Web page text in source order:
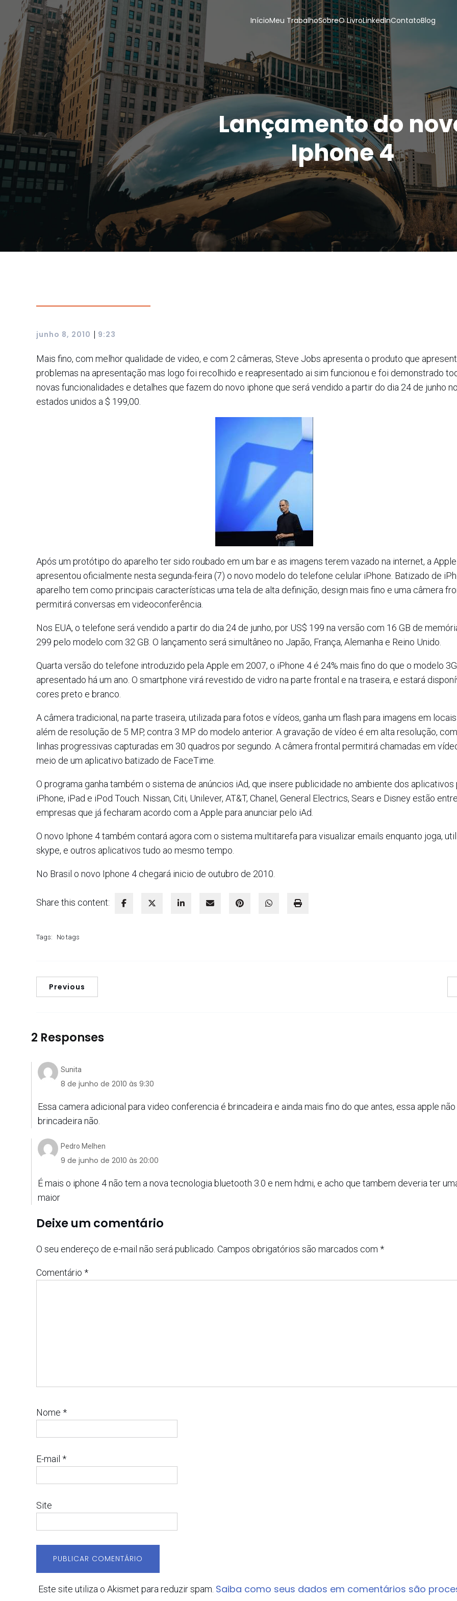
InícioMeu TrabalhoSobreO LivroLinkedInContatoBlog
Lançamento do
Iphone 4
junho 8, 2010 | 9:23
Mais fino, com melhor qualidade de video, e com 2 câmeras, Steve Jobs apresenta o produto que
problemas na apresentação mas logo foi recolhido e reapresentado ai sim funcionou e foi demonstrado
novas funcionalidades e detalhes que fazem do novo iphone que será vendido a partir do dia 24 de junho
estados unidos a $ 199,00.
Após um protótipo do aparelho ter sido roubado em um bar e as imagens terem vazado na internet, a Apple
apresentou oficialmente nesta segunda-feira (7) o novo modelo do telefone celular iPhone. Batizado de
aparelho tem como principais características uma tela de alta definição, design mais fino e uma câmera
permitirá conversas em videoconferência.
Nos EUA, o telefone será vendido a partir do dia 24 de junho, por US$ 199 na versão com 16 GB de
299 pelo modelo com 32 GB. O lançamento será simultâneo no Japão, França, Alemanha e Reino Unido.
Quarta versão do telefone introduzido pela Apple em 2007, o iPhone 4 é 24% mais fino do que o modelo
apresentado há um ano. O smartphone virá revestido de vidro na parte frontal e na traseira, e estará
cores preto e branco.
A câmera tradicional, na parte traseira, utilizada para fotos e vídeos, ganha um flash para imagens em
além de resolução de 5 MP, contra 3 MP do modelo anterior. A gravação de vídeo é em alta resolução,
linhas progressivas capturadas em 30 quadros por segundo. A câmera frontal permitirá chamadas em
meio de um aplicativo batizado de FaceTime.
O programa ganha também o sistema de anúncios iAd, que insere publicidade no ambiente dos aplicativos
iPhone, iPad e iPod Touch. Nissan, Citi, Unilever, AT&T, Chanel, General Electrics, Sears e Disney estão
empresas que já fecharam acordo com a Apple para anunciar pelo iAd.
O novo Iphone 4 também contará agora com o sistema multitarefa para visualizar emails enquanto joga,
skype, e outros aplicativos tudo ao mesmo tempo.
No Brasil o novo Iphone 4 chegará inicio de outubro de 2010.
Share this content:
Tags: No tags
Previous
2 Responses
Sunita
8 de junho de 2010 às 9:30
Essa camera adicional para video conferencia é brincadeira e ainda mais fino do que antes, essa apple
brincadeira não.
Pedro Melhen
9 de junho de 2010 às 20:00
É mais o iphone 4 não tem a nova tecnologia bluetooth 3.0 e nem hdmi, e acho que tambem deveria ter
maior
Deixe um comentário
O seu endereço de e-mail não será publicado. Campos obrigatórios são marcados com *
Comentário *
Nome *
E-mail *
Site
Este site utiliza o Akismet para reduzir spam. Saiba como seus dados em comentários são